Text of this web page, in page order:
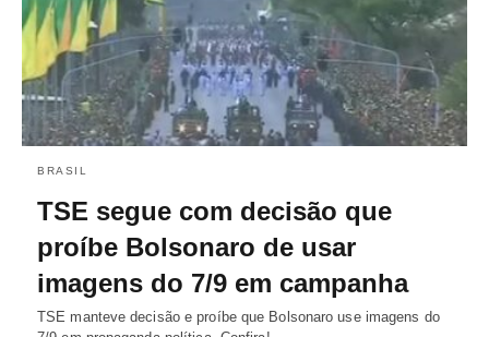
BRASIL
TSE segue com decisão que
proíbe Bolsonaro de usar
imagens do 7/9 em campanha
TSE manteve decisão e proíbe que Bolsonaro use imagens do